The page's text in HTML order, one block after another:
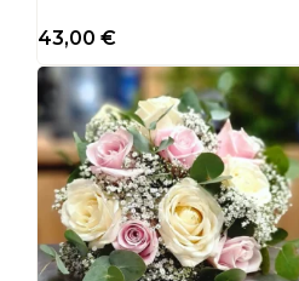
43,00 €